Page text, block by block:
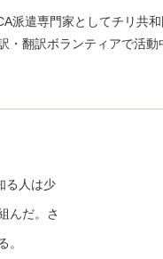
派遣専門家としてチリ共
・翻訳ボランティアで活動
る人は少
んだ。さ
。